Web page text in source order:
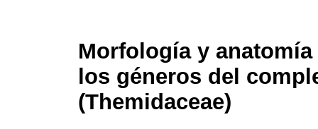
Morfología y
los géneros del
(Themidaceae)